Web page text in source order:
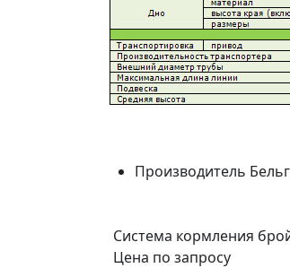
Производитель
Система кормления
Цена по запросу